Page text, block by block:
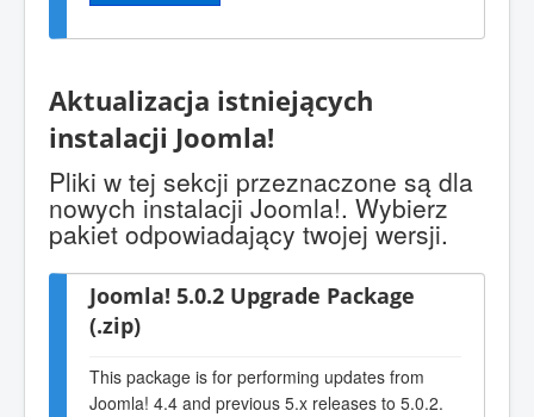
Aktualizacja istniejących
instalacji Joomla!
Pliki w tej sekcji przeznaczone są dla
nowych instalacji Joomla!. Wybierz
pakiet odpowiadający twojej wersji.
Joomla! 5.0.2 Upgrade Package
(.zip)
This package is for performing updates from
Joomla! 4.4 and previous 5.x releases to 5.0.2.